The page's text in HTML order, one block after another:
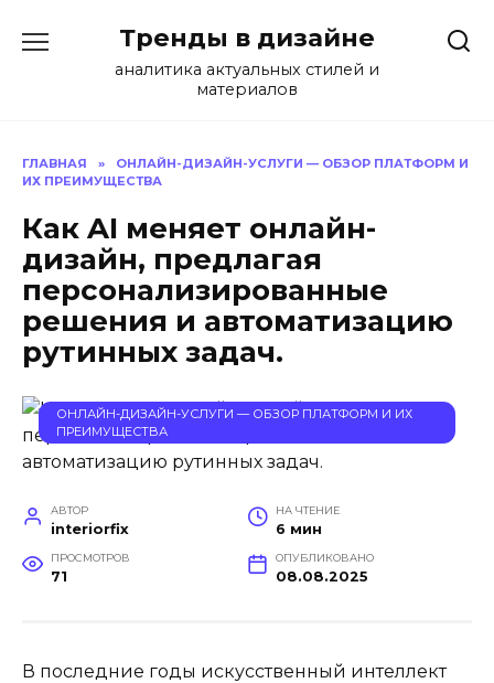
содержанию
Тренды в дизайне
аналитика актуальных стилей и
материалов
ГЛАВНАЯ »
ОНЛАЙН-ДИЗАЙН-УСЛУГИ — ОБЗОР ПЛАТФОРМ И
ИХ ПРЕИМУЩЕСТВА
Как AI меняет онлайн-
дизайн, предлагая
персонализированные
решения и автоматизацию
рутинных задач.
ОНЛАЙН-ДИЗАЙН-УСЛУГИ — ОБЗОР ПЛАТФОРМ И ИХ
ПРЕИМУЩЕСТВА
АВТОР
interiorfix
НА ЧТЕНИЕ
6 мин
ПРОСМОТРОВ
71
ОПУБЛИКОВАНО
08.08.2025
В последние годы искусственный интеллект